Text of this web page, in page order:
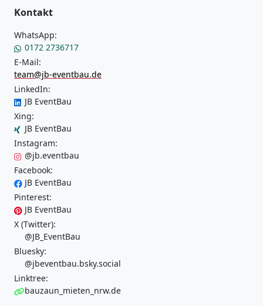
Kontakt
WhatsApp:
0172 2736717
E-Mail:
team@jb-eventbau.de
LinkedIn:
JB EventBau
Xing:
JB EventBau
Instagram:
@jb.eventbau
Facebook:
JB EventBau
Pinterest:
JB EventBau
X (Twitter):
@JB_EventBau
Bluesky:
@jbeventbau.bsky.social
Linktree:
bauzaun_mieten_nrw.de